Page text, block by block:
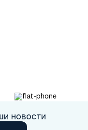
новости